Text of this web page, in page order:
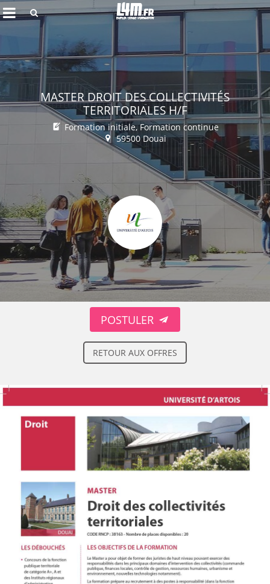
POSTULER
RETOUR AUX OFFRES
MASTER DROIT DES COLLECTIVITÉS
TERRITORIALES H/F
Formation initiale, Formation continue
59500 Douai